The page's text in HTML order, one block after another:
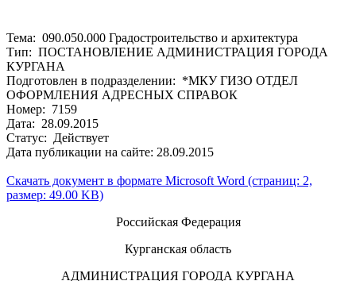
Тема: 090.050.000 Градостроительство и архитектура
Тип: ПОСТАНОВЛЕНИЕ АДМИНИСТРАЦИЯ ГОРОДА
КУРГАНА
Подготовлен в подразделении: *МКУ ГИЗО ОТДЕЛ
ОФОРМЛЕНИЯ АДРЕСНЫХ СПРАВОК
Номер: 7159
Дата: 28.09.2015
Статус: Действует
Дата публикации на сайте: 28.09.2015
Скачать документ в формате Microsoft Word (страниц: 2,
размер: 49.00 KB)
Российская Федерация
Курганская область
АДМИНИСТРАЦИЯ ГОРОДА КУРГАНА